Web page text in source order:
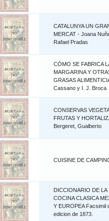
CATALUNYA UN
MERCAT - Joana
Rafael Pradas
CÓMO SE FABRICA
MARGARINA Y
GRASAS
Cassano y I. J. Broca
CONSERVAS
FRUTAS Y
Bergeret, Gualberto
CUISINE DE
DICCIONARIO DE LA
COCINA CLASICA
Y EUROPEA Facsimil
edicion de 1873.